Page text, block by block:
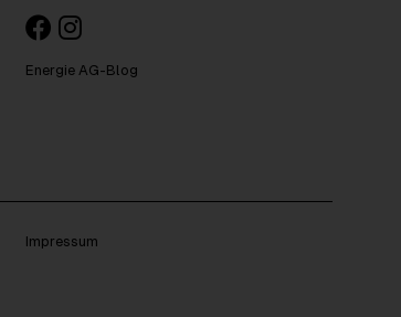
Energie AG-Blog
Impressum